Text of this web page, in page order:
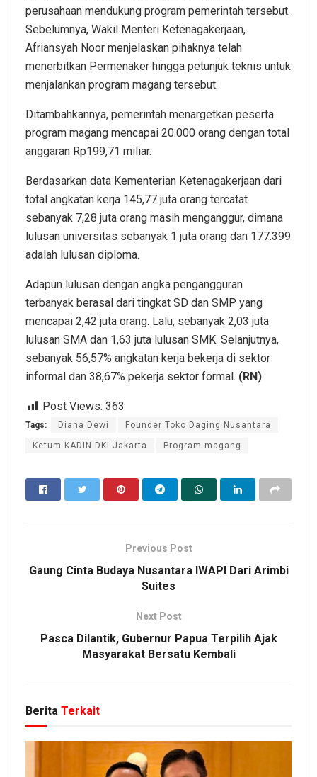
perusahaan mendukung program pemerintah tersebut.
Sebelumnya, Wakil Menteri Ketenagakerjaan,
Afriansyah Noor menjelaskan pihaknya telah
menerbitkan Permenaker hingga petunjuk teknis untuk
menjalankan program magang tersebut.
Ditambahkannya, pemerintah menargetkan peserta
program magang mencapai 20.000 orang dengan total
anggaran Rp199,71 miliar.
Berdasarkan data Kementerian Ketenagakerjaan dari
total angkatan kerja 145,77 juta orang tercatat
sebanyak 7,28 juta orang masih menganggur, dimana
lulusan universitas sebanyak 1 juta orang dan 177.399
adalah lulusan diploma.
Adapun lulusan dengan angka pengangguran
terbanyak berasal dari tingkat SD dan SMP yang
mencapai 2,42 juta orang. Lalu, sebanyak 2,03 juta
lulusan SMA dan 1,63 juta lulusan SMK. Selanjutnya,
sebanyak 56,57% angkatan kerja bekerja di sektor
informal dan 38,67% pekerja sektor formal. (RN)
Post Views: 363
Tags: Diana Dewi Founder Toko Daging Nusantara
Ketum KADIN DKI Jakarta Program magang
Previous Post
Gaung Cinta Budaya Nusantara IWAPI Dari Arimbi
Suites
Next Post
Pasca Dilantik, Gubernur Papua Terpilih Ajak
Masyarakat Bersatu Kembali
Berita Terkait